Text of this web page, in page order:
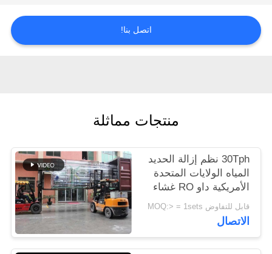
COMPANY
PRIVACY
POLICY
اتصل بنا!
منتجات مماثلة
30Tph نظم إزالة الحديد
المياه الولايات المتحدة
الأمريكية داو RO غشاء
30TPH مع الكربون
المنشط
قابل للتفاوض MOQ:> = 1sets
الاتصال